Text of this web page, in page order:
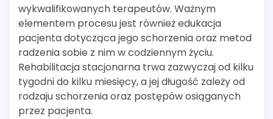
wykwalifikowanych terapeutów. Ważnym
elementem procesu jest również edukacja
pacjenta dotycząca jego schorzenia oraz metod
radzenia sobie z nim w codziennym życiu.
Rehabilitacja stacjonarna trwa zazwyczaj od kilku
tygodni do kilku miesięcy, a jej długość zależy od
rodzaju schorzenia oraz postępów osiąganych
przez pacjenta.